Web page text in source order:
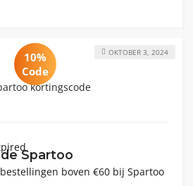
10%
Code
Spartoo
boven €60 bij Spartoo
OKTOBER 3, 2024